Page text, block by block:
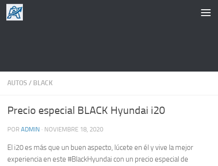
Saltar al contenido
AUTOS / BLACK
Precio especial BLACK Hyundai i20
POR ADMIN · NOVIEMBRE 18, 2020
El i20 es más que un buen aspecto, lúcete en él y vive la mejor
experiencia en este #BlackHyundai con un precio especial de